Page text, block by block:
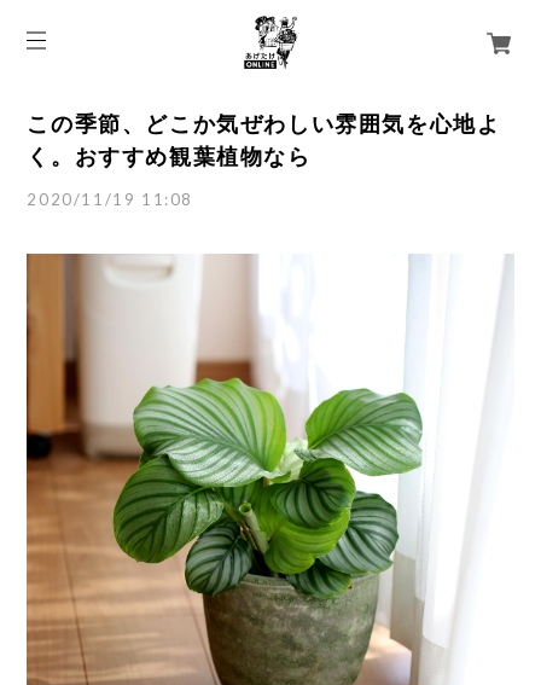
この季節、どこか気ぜわしい雰囲気を心地よ
く。おすすめ観葉植物なら
2020/11/19 11:08